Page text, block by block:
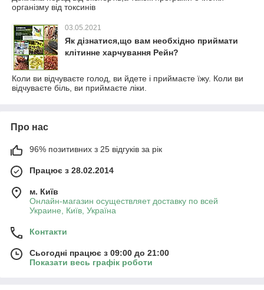
організму від токсинів
03.05.2021
Як дізнатися,що вам необхідно приймати
клітинне харчування Рейн?
Коли ви відчуваєте голод, ви йдете і приймаєте їжу. Коли ви
відчуваєте біль, ви приймаєте ліки.
Про нас
96% позитивних з 25 відгуків за рік
Працює з 28.02.2014
м. Київ
Онлайн-магазин осуществляет доставку по всей
Украине, Київ, Україна
Контакти
Сьогодні працює з 09:00 до 21:00
Показати весь графік роботи